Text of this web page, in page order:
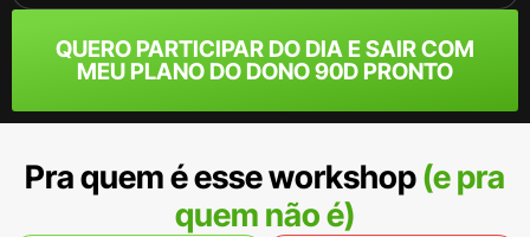
QUERO PARTICIPAR DO DIA E SAIR COM
MEU PLANO DO DONO 90D PRONTO
Pra quem é esse workshop(e pra
quem não é)